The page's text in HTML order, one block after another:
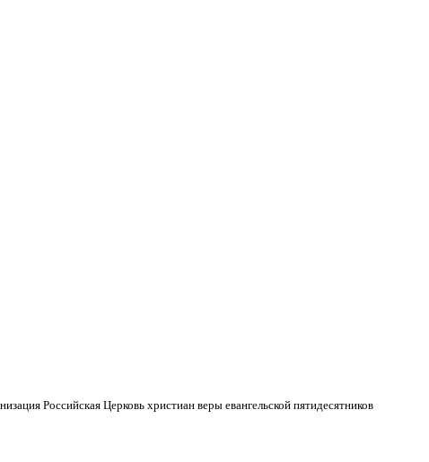
Российская Церковь христиан веры евангельской пятидесятников